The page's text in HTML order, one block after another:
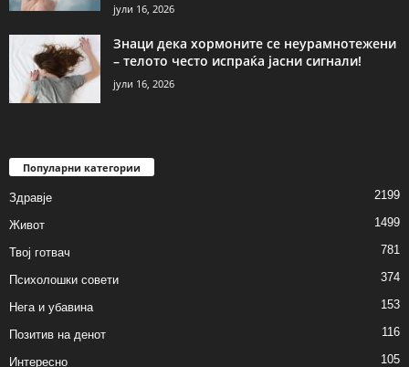
јули 16, 2026
Знаци дека хормоните се неурамнотежени
– телото често испраќа јасни сигнали!
јули 16, 2026
Популарни категории
Здравје 2199
Живот 1499
Твој готвач 781
Психолошки совети 374
Нега и убавина 153
Позитив на денот 116
Интересно 105